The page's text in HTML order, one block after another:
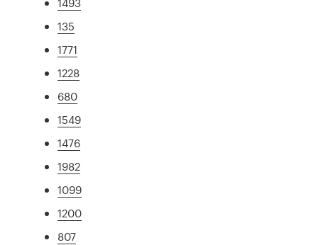
135
1771
1228
680
1549
1476
1982
1099
1200
807